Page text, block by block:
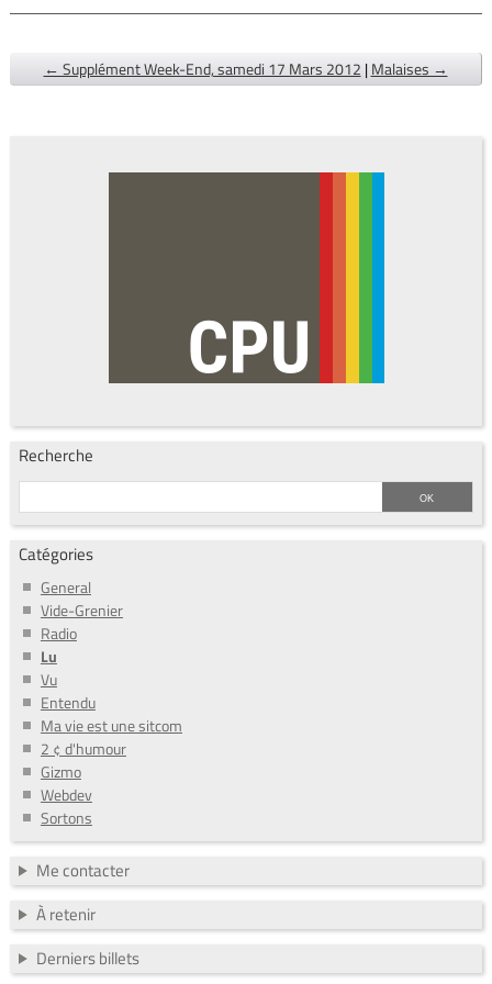
← Supplément Week-End, samedi 17 Mars 2012 | Malaises →
Recherche
Catégories
General
Vide-Grenier
Radio
Lu
Vu
Entendu
Ma vie est une sitcom
2 ¢ d'humour
Gizmo
Webdev
Sortons
Me contacter
À retenir
Derniers billets